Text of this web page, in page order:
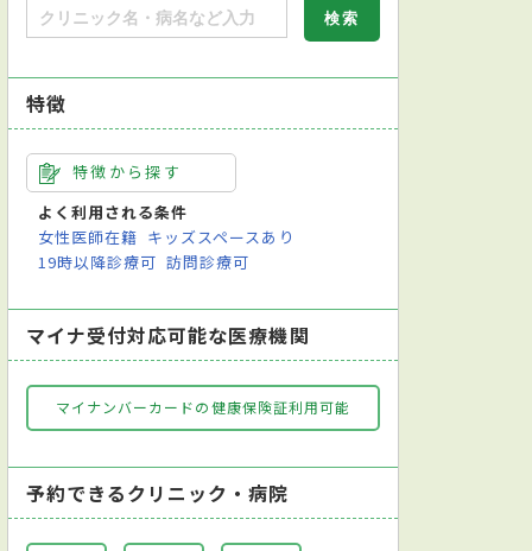
特徴
特徴から探す
よく利用される条件
女性医師在籍 キッズスペースあり
19時以降診療可 訪問診療可
マイナ受付対応可能な医療機関
マイナンバーカードの健康保険証利用可能
予約できるクリニック・病院